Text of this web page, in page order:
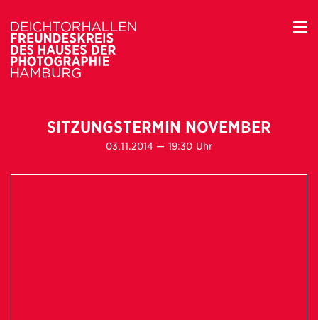
SITZUNGSTERMIN NOVEMBER
03.11.2014 — 19:30 Uhr